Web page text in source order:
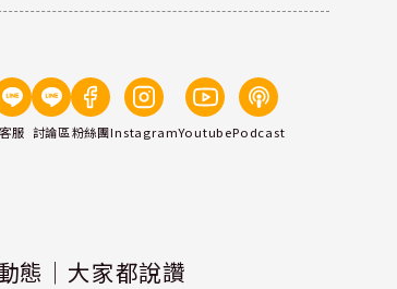
客服 討論區粉絲團InstagramYoutubePodcast
態｜大家都說讚